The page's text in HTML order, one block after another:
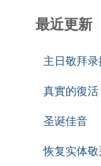
最近更新
主日敬拜
真實的復活
圣诞佳音
恢复实体